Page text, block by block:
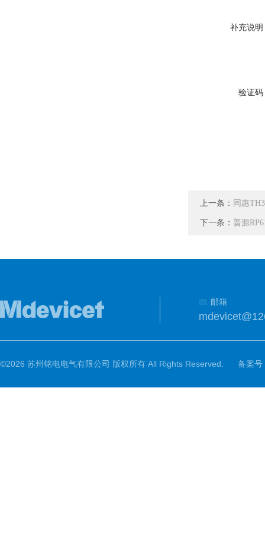
补充说明
验证码
上一条： 同惠
下一条： 普源
邮箱
©2026 苏州铭电电气有限公司 版权所有 All Rights Reserved. 备案号